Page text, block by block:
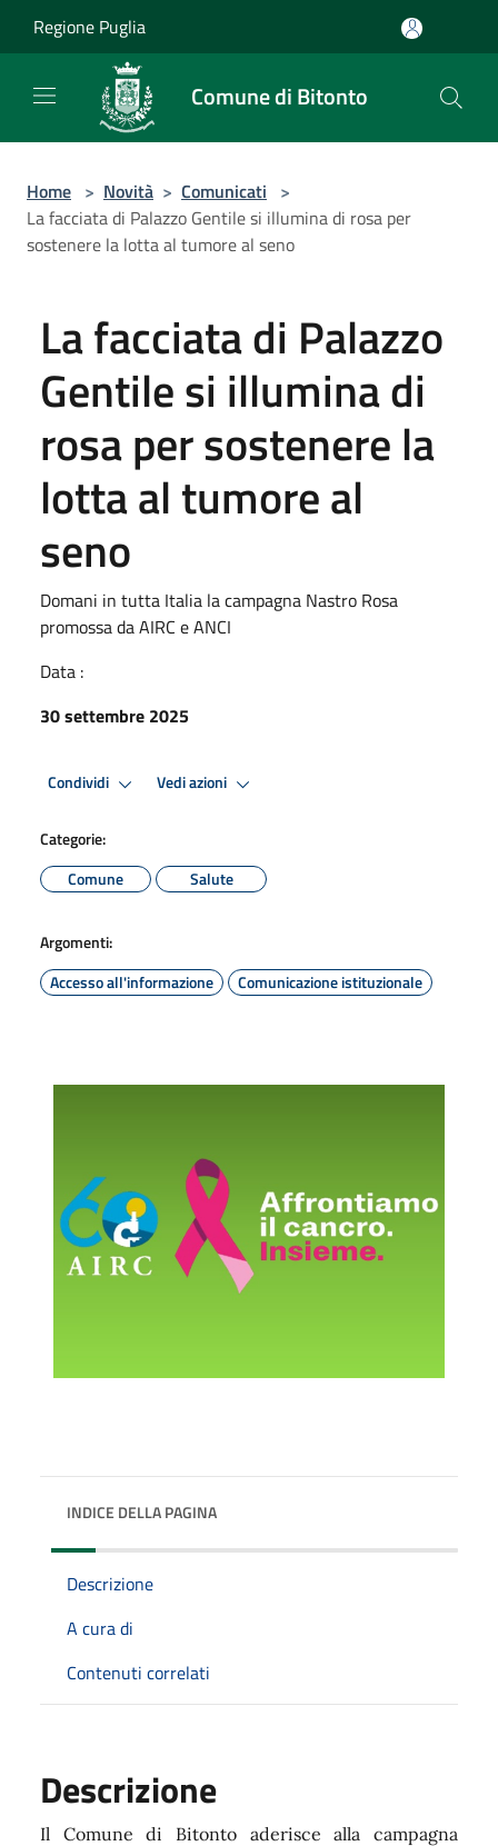
Regione Puglia
Comune di Bitonto
Home > Novità > Comunicati >
La facciata di Palazzo Gentile si illumina di rosa per
sostenere la lotta al tumore al seno
La facciata di Palazzo
Gentile si illumina di
rosa per sostenere la
lotta al tumore al
seno
Domani in tutta Italia la campagna Nastro Rosa
promossa da AIRC e ANCI
Data :
30 settembre 2025
Condividi Vedi azioni
Categorie:
Comune
Salute
Argomenti:
Accesso all'informazione
Comunicazione istituzionale
INDICE DELLA PAGINA
Descrizione
A cura di
Contenuti correlati
Descrizione
Il Comune di Bitonto aderisce alla campagna